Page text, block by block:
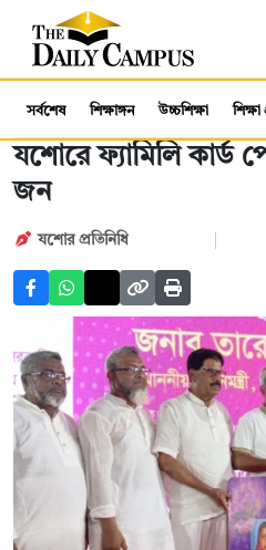
সর্বশেষ শিক্ষাঙ্গন উচ্চশিক্ষা
যশোরে ফ্যামিলি কার্ড
জন
যশোর প্রতিনিধি